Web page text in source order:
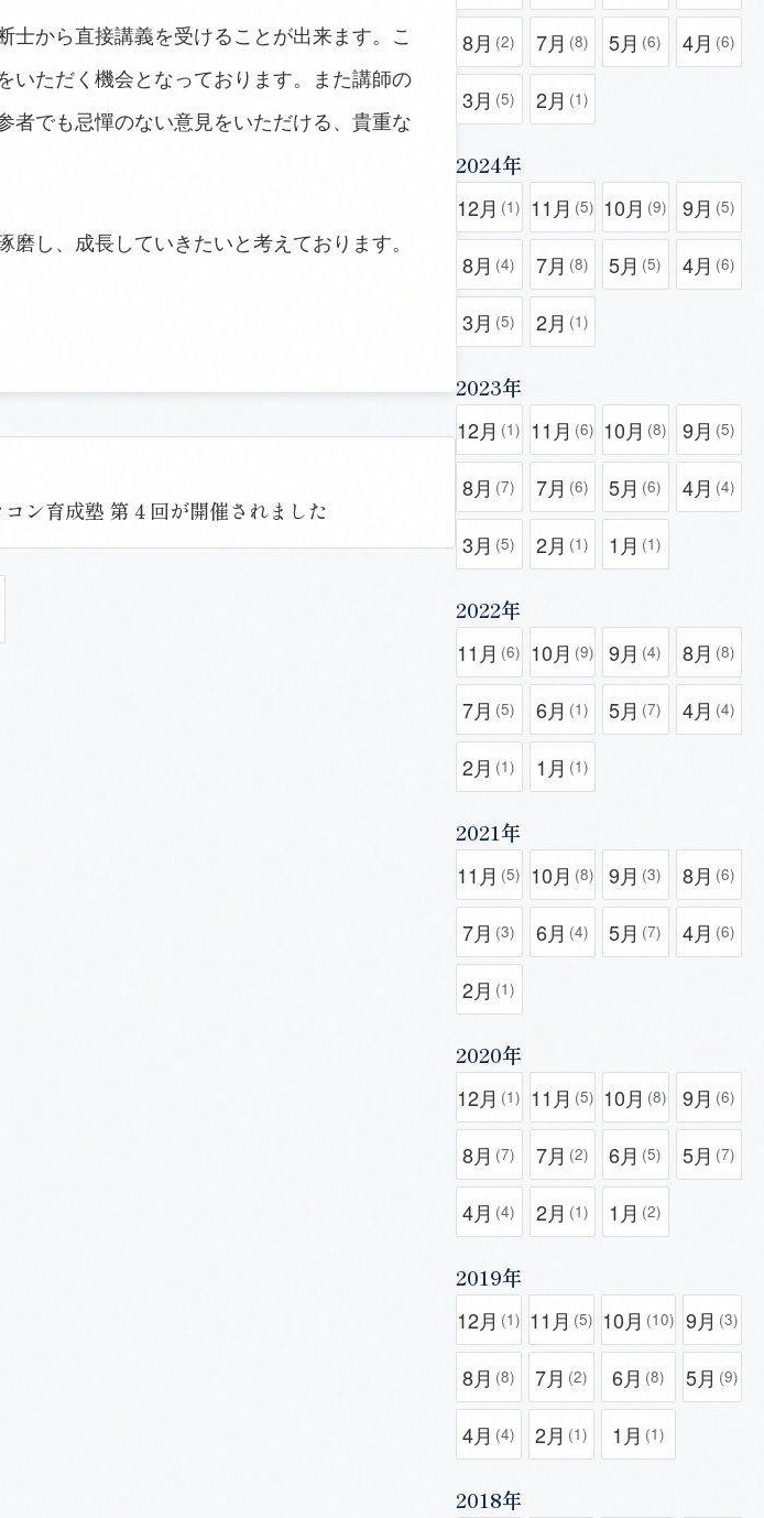
から直接講義を受けることが出来ます。こ
いただく機会となっております。また講師の
者でも忌憚のない意見をいただける、貴重な
し、成長していきたいと考えております。
ン育成塾 第４回が開催されました
8月 (2) 7月 (8) 5月 (6) 4月 (6)
3月 (5) 2月 (1)
2024年
12月 (1) 11月 (5) 10月 (9) 9月 (5)
8月 (4) 7月 (8) 5月 (5) 4月 (6)
3月 (5) 2月 (1)
2023年
12月 (1) 11月 (6) 10月 (8) 9月 (5)
8月 (7) 7月 (6) 5月 (6) 4月 (4)
3月 (5) 2月 (1) 1月 (1)
2022年
11月 (6) 10月 (9) 9月 (4) 8月 (8)
7月 (5) 6月 (1) 5月 (7) 4月 (4)
2月 (1) 1月 (1)
2021年
11月 (5) 10月 (8) 9月 (3) 8月 (6)
7月 (3) 6月 (4) 5月 (7) 4月 (6)
2月 (1)
2020年
12月 (1) 11月 (5) 10月 (8) 9月 (6)
8月 (7) 7月 (2) 6月 (5) 5月 (7)
4月 (4) 2月 (1) 1月 (2)
2019年
12月 (1) 11月 (5) 10月 (10) 9月 (3)
8月 (8) 7月 (2) 6月 (8) 5月 (9)
4月 (4) 2月 (1) 1月 (1)
2018年